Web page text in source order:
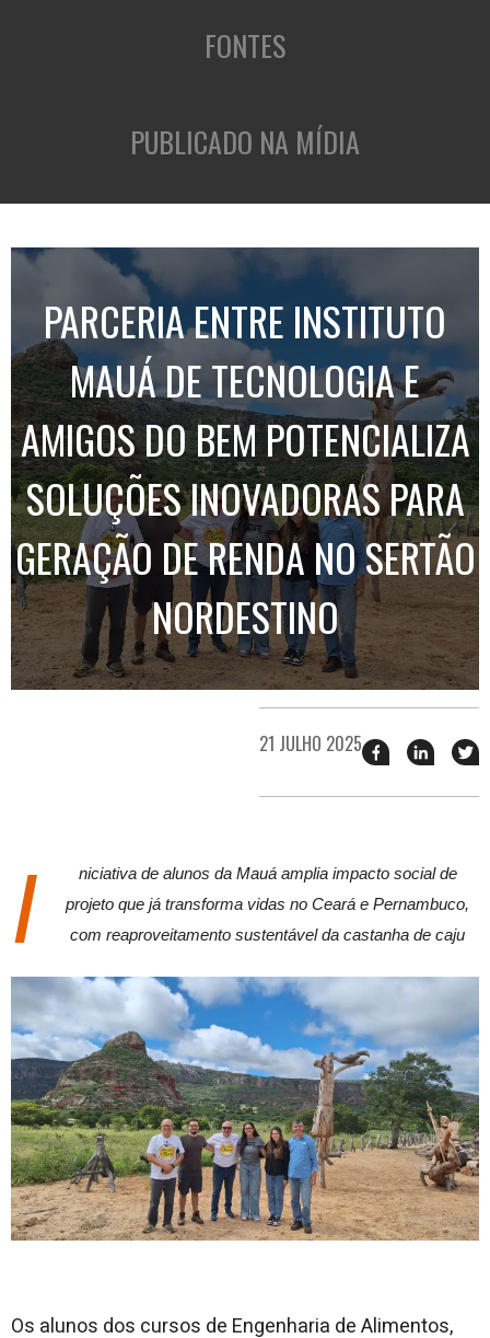
FONTES
PUBLICADO NA MÍDIA
PARCERIA ENTRE INSTITUTO
MAUÁ DE TECNOLOGIA E
AMIGOS DO BEM POTENCIALIZA
SOLUÇÕES INOVADORAS PARA
GERAÇÃO DE RENDA NO SERTÃO
NORDESTINO
21 JULHO 2025 Compartilhar
esse
no
esse
no
I
niciativa de alunos da Mauá amplia impacto social de
projeto que já transforma vidas no Ceará e Pernambuco,
com reaproveitamento sustentável da castanha de caju
Os alunos dos cursos de Engenharia de Alimentos,